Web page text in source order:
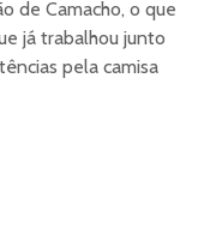
de Camacho, o que
já trabalhou junto
pela camisa